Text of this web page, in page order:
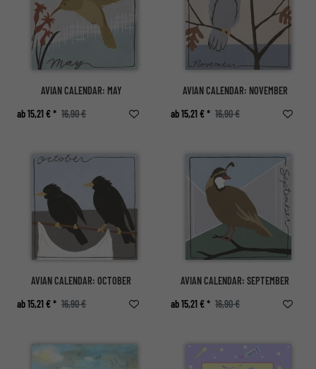
AVIAN CALENDAR: MAY
ab 15,21 € * 16,90 €
AVIAN CALENDAR: NOVEMBER
ab 15,21 € * 16,90 €
AVIAN CALENDAR: OCTOBER
ab 15,21 € * 16,90 €
AVIAN CALENDAR: SEPTEMBER
ab 15,21 € * 16,90 €